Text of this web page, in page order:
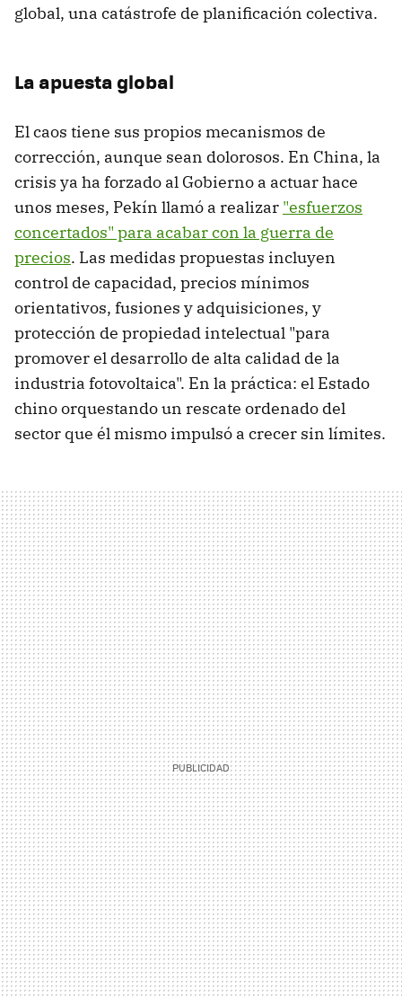
global, una catástrofe de planificación colectiva.
La apuesta global
El caos tiene sus propios mecanismos de
corrección, aunque sean dolorosos. En China, la
crisis ya ha forzado al Gobierno a actuar hace
unos meses, Pekín llamó a realizar "esfuerzos
concertados" para acabar con la guerra de
precios. Las medidas propuestas incluyen
control de capacidad, precios mínimos
orientativos, fusiones y adquisiciones, y
protección de propiedad intelectual "para
promover el desarrollo de alta calidad de la
industria fotovoltaica". En la práctica: el Estado
chino orquestando un rescate ordenado del
sector que él mismo impulsó a crecer sin límites.